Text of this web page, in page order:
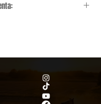
El precio indicado
(condiciones EXW:
ni tasas de gestión por